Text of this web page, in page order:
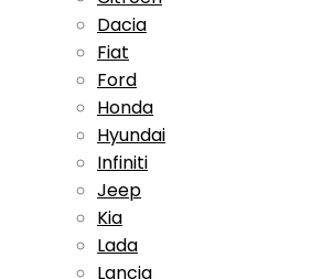
Dacia
Fiat
Ford
Honda
Hyundai
Infiniti
Jeep
Kia
Lada
Lancia